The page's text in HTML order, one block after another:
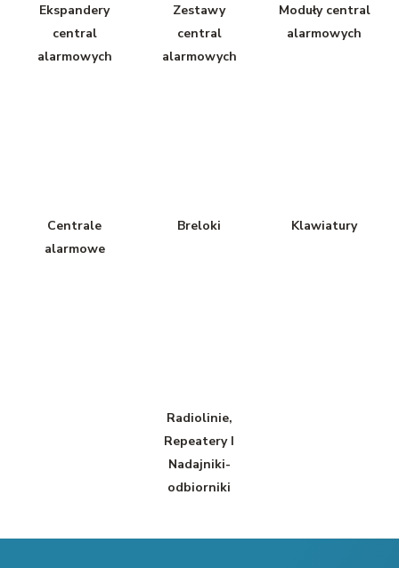
Ekspandery
central
alarmowych
Zestawy
central
alarmowych
Moduły central
alarmowych
Centrale
alarmowe
Breloki Klawiatury
Radiolinie,
Repeatery I
Nadajniki-
odbiorniki